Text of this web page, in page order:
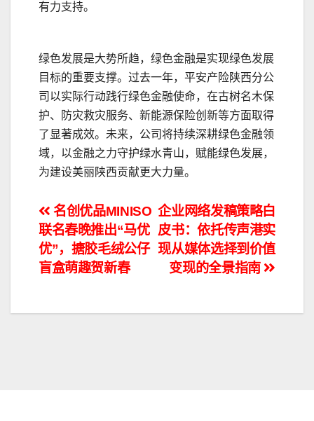
有力支持。
绿色发展是大势所趋，绿色金融是实现绿色发展
目标的重要支撑。过去一年，平安产险陕西分公
司以实际行动践行绿色金融使命，在古树名木保
护、防灾救灾服务、新能源保险创新等方面取得
了显著成效。未来，公司将持续深耕绿色金融领
域，以金融之力守护绿水青山，赋能绿色发展，
为建设美丽陕西贡献更大力量。
文
章
导
企业网络发稿策略白
皮书：依托传声港实
现从媒体选择到价值
变现的全景指南
名创优品MINISO
联名春晚推出“马优
优”，搪胶毛绒公仔
盲盒萌趣贺新春